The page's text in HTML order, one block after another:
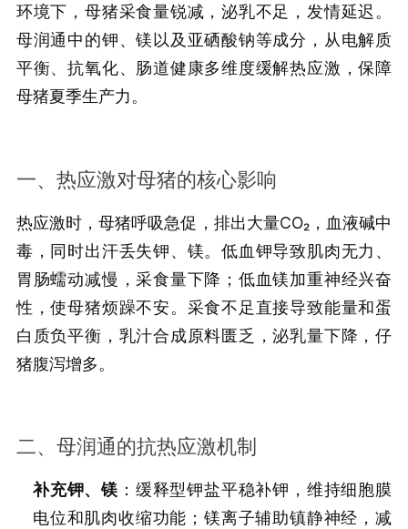
环境下，母猪采食量锐减，泌乳不足，发情延迟。
母润通中的钾、镁以及亚硒酸钠等成分，从电解质
平衡、抗氧化、肠道健康多维度缓解热应激，保障
母猪夏季生产力。
一、热应激对母猪的核心影响
热应激时，母猪呼吸急促，排出大量CO₂，血液碱中
毒，同时出汗丢失钾、镁。低血钾导致肌肉无力、
胃肠蠕动减慢，采食量下降；低血镁加重神经兴奋
性，使母猪烦躁不安。采食不足直接导致能量和蛋
白质负平衡，乳汁合成原料匮乏，泌乳量下降，仔
猪腹泻增多。
二、母润通的抗热应激机制
补充钾、镁 ：缓释型钾盐平稳补钾，维持细胞膜
电位和肌肉收缩功能；镁离子辅助镇静神经，减